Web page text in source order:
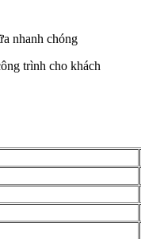
nhanh chóng
trình cho khách